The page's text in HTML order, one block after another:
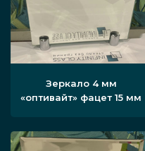
Зеркало 4 мм
«оптивайт» фацет 15 мм